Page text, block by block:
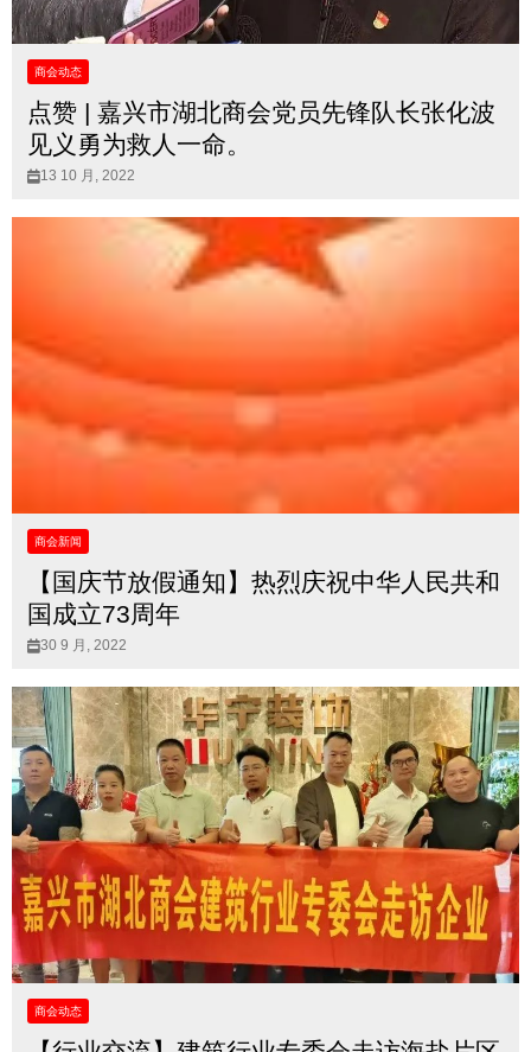
商会动态
点赞 | 嘉兴市湖北商会党员先锋队长张化波
见义勇为救人一命。
13 10 月, 2022
商会新闻
【国庆节放假通知】热烈庆祝中华人民共和
国成立73周年
30 9 月, 2022
商会动态